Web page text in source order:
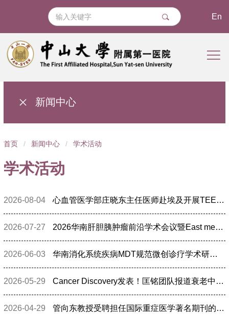
En
新闻中心
导
航
痕
首页 / 新闻中心 / 学术活动
学术活动
2026-08-04 心血管医学部庄晓东主任医师赴埃及开展TEER技术带教
2026-07-27 2026华南肝胆胰肿瘤前沿学术会议暨East meets West in HPB Oncology召开
2026-06-03 华南消化系统疾病MDT规范微创诊疗学术研讨会召开
2026-05-29 Cancer Discovery发表！匡铭团队报道衰老中性粒细胞促进结直肠癌肝转移新进展
2026-04-29 管向东教授受聘担任国际重症医学著名期刊的副主编